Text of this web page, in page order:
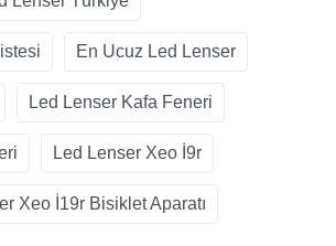
En Ucuz Led Lenser
Led Lenser Kafa Feneri
Led Lenser Xeo İ9r
Xeo İ19r Bisiklet Aparatı